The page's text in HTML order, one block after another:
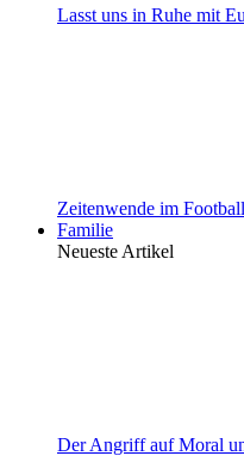
Lasst uns in Ruhe mit
Zeitenwende im
Familie
Neueste Artikel
Der Angriff auf Moral